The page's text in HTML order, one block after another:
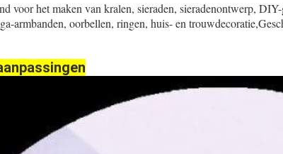
voor het maken van kralen, sieraden, sieradenontwerp,
armbanden, oorbellen, ringen, huis- en